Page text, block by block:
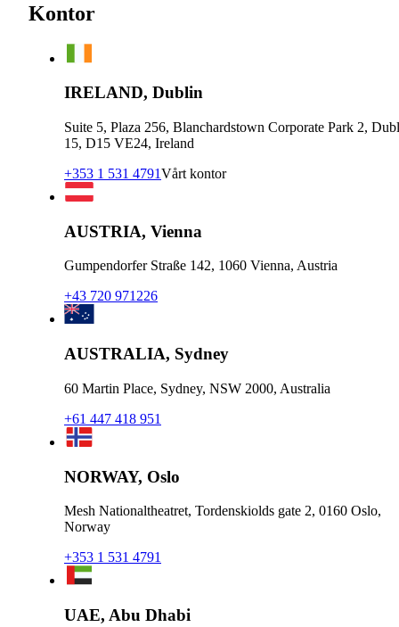
Kontor
IRELAND, Dublin
Suite 5, Plaza 256, Blanchardstown Corporate Park 2,
15, D15 VE24, Ireland
+353 1 531 4791Vårt kontor
AUSTRIA, Vienna
Gumpendorfer Straße 142, 1060 Vienna, Austria
+43 720 971226
AUSTRALIA, Sydney
60 Martin Place, Sydney, NSW 2000, Australia
+61 447 418 951
NORWAY, Oslo
Mesh Nationaltheatret, Tordenskiolds gate 2, 0160 Oslo,
Norway
+353 1 531 4791
UAE, Abu Dhabi